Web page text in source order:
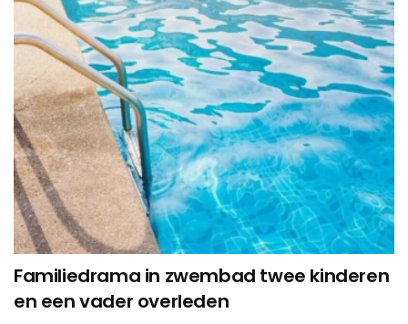
Familiedrama in zwembad twee kinderen
en een vader overleden